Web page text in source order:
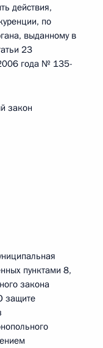
действия,
по
выданному в
23
года № 135-
закон
пунктами 8,
закона
защите